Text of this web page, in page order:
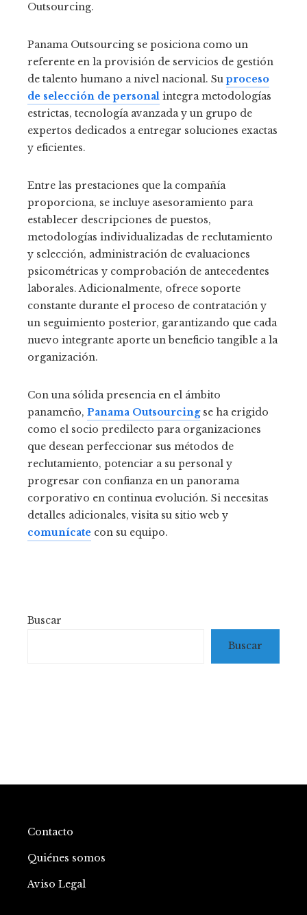
Outsourcing.
Panama Outsourcing se posiciona como un
referente en la provisión de servicios de gestión
de talento humano a nivel nacional. Suproceso
de selección de personal integra metodologías
estrictas, tecnología avanzada y un grupo de
expertos dedicados a entregar soluciones exactas
y eficientes.
Entre las prestaciones que la compañía
proporciona, se incluye asesoramiento para
establecer descripciones de puestos,
metodologías individualizadas de reclutamiento
y selección, administración de evaluaciones
psicométricas y comprobación de antecedentes
laborales. Adicionalmente, ofrece soporte
constante durante el proceso de contratación y
un seguimiento posterior, garantizando que cada
nuevo integrante aporte un beneficio tangible a la
organización.
Con una sólida presencia en el ámbito
panameño, Panama Outsourcingse ha erigido
como el socio predilecto para organizaciones
que desean perfeccionar sus métodos de
reclutamiento, potenciar a su personal y
progresar con confianza en un panorama
corporativo en continua evolución. Si necesitas
detalles adicionales, visita su sitio web y
comunícate con su equipo.
Buscar
Buscar
Contacto
Quiénes somos
Aviso Legal